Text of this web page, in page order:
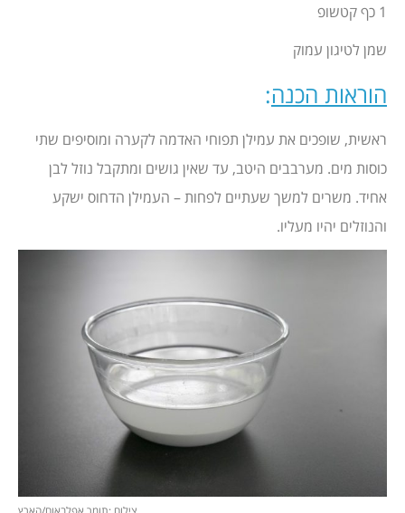
1 כף קטשופ
שמן לטיגון עמוק
הוראות הכנה:
ראשית, שופכים את עמילן תפוחי האדמה לקערה ומוסיפים שתי
כוסות מים. מערבבים היטב, עד שאין גושים ומתקבל נוזל לבן
אחיד. משרים למשך שעתיים לפחות – העמילן הדחוס ישקע
והנוזלים יהיו מעליו.